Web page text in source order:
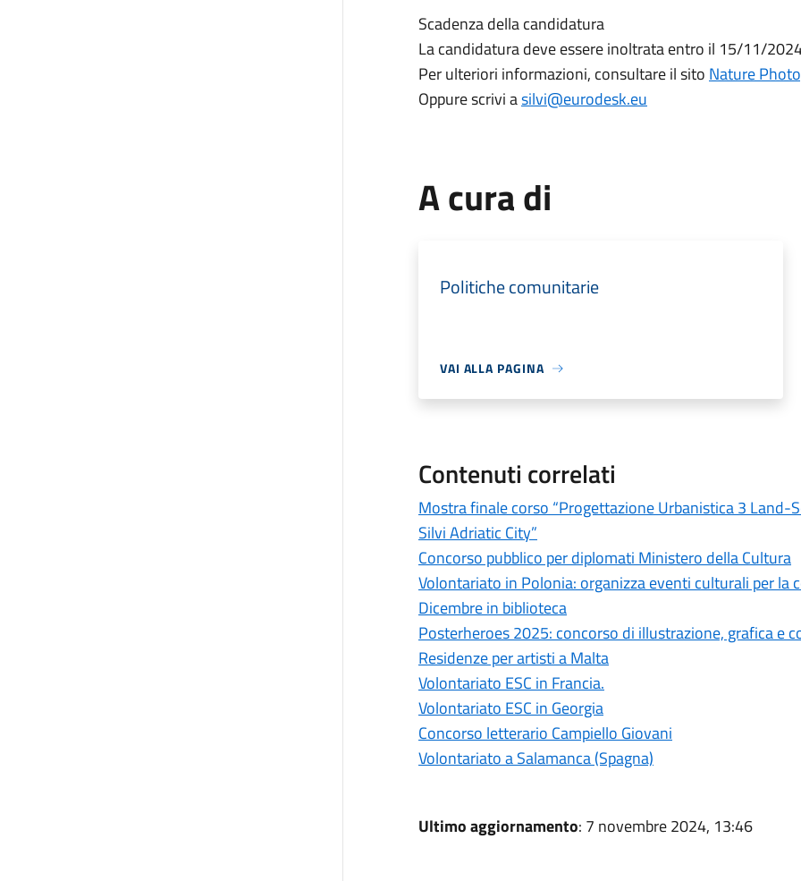
Scadenza della candidatura
La candidatura deve essere inoltrata entro il 15/11/
Per ulteriori informazioni, consultare il sito Nature
Oppure scrivi asilvi@eurodesk.eu
A cura di
Politiche comunitarie
VAI ALLA PAGINA
Contenuti correlati
Mostra finale corso “Progettazione Urbanistica 3 Land-
Silvi Adriatic City”
Concorso pubblico per diplomati Ministero della Cultura
Volontariato in Polonia: organizza eventi culturali per la
Dicembre in biblioteca
Posterheroes 2025: concorso di illustrazione, grafica e
Residenze per artisti a Malta
Volontariato ESC in Francia.
Volontariato ESC in Georgia
Concorso letterario Campiello Giovani
Volontariato a Salamanca (Spagna)
Ultimo aggiornamento: 7 novembre 2024, 13:46